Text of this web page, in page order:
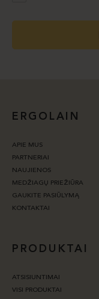
ERGOLAIN
APIE MUS
PARTNERIAI
NAUJIENOS
MEDŽIAGŲ PRIEŽIŪRA
GAUKITE PASIŪLYMĄ
KONTAKTAI
PRODUKTAI
ATSISIUNTIMAI
VISI PRODUKTAI